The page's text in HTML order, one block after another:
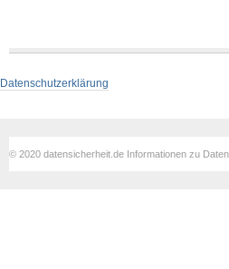
Datenschutzerklärung
© 2020 datensicherheit.de Informationen zu